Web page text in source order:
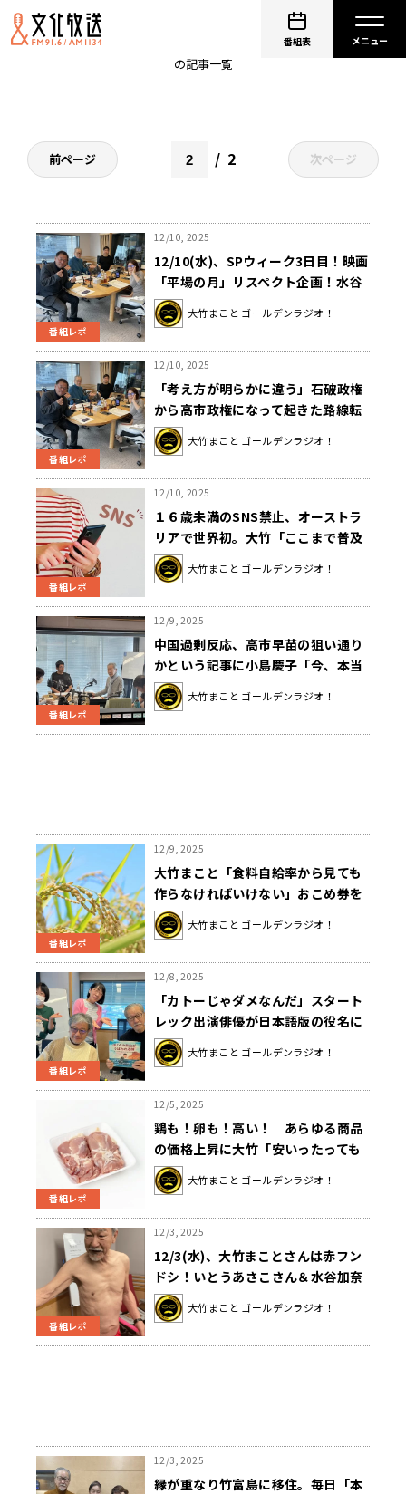
番組表
の記事一覧
前ページ 2 次ページ
番組レポ
12/10, 2025
12/10(水)、SPウィーク3日目！映画
「平場の月」リスペクト企画！水谷
加奈アナ＆いとうあさこさんが井川
遥さんを再現？『夢みたいなことだ
大竹まこと ゴールデンラジオ！
番組レポ
12/10, 2025
「考え方が明らかに違う」石破政権
から高市政権になって起きた路線転
換
大竹まこと ゴールデンラジオ！
番組レポ
12/10, 2025
１６歳未満のSNS禁止、オーストラ
リアで世界初。大竹「ここまで普及
した段階では難しい問題」
大竹まこと ゴールデンラジオ！
番組レポ
12/9, 2025
中国過剰反応、高市早苗の狙い通り
かという記事に小島慶子「今、本当
に踏みとどまらなければならない」
大竹まこと ゴールデンラジオ！
番組レポ
12/9, 2025
大竹まこと「食料自給率から見ても
作らなければいけない」おこめ券を
巡る政策に懸念
大竹まこと ゴールデンラジオ！
番組レポ
12/8, 2025
「カトーじゃダメなんだ」スタート
レック出演俳優が日本語版の役名に
こだわるワケとは？
大竹まこと ゴールデンラジオ！
番組レポ
12/5, 2025
鶏も！卵も！高い！ あらゆる商品
の価格上昇に大竹「安いったっても
やしばっかり食うわけにはいかな
い」
大竹まこと ゴールデンラジオ！
番組レポ
12/3, 2025
12/3(水)、大竹まことさんは赤フン
ドシ！いとうあさこさん＆水谷加奈
アナはビキニ水着！ラジマガに突然
乱入、コント披露して大騒ぎ！？
大竹まこと ゴールデンラジオ！
12/3, 2025
縁が重なり竹富島に移住。毎日「本